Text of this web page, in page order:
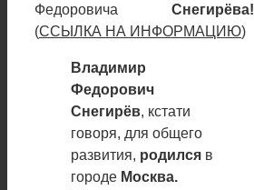
ФедоровичаСнегирёва!
(ССЫЛКА НА ИНФОРМАЦИЮ)
Владимир
Федорович
Снегирёв, кстати
говоря, для общего
развития, родился в
городе Москва.